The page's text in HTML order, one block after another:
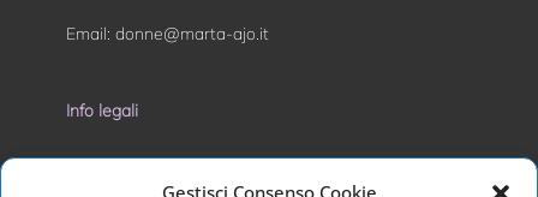
Gestisci Consenso Cookie
Email: donne@marta-ajo.it
Info legali
Privacy Policy